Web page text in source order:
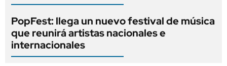
PopFest: llega un nuevo festival de música
que reunirá artistas nacionales e
internacionales